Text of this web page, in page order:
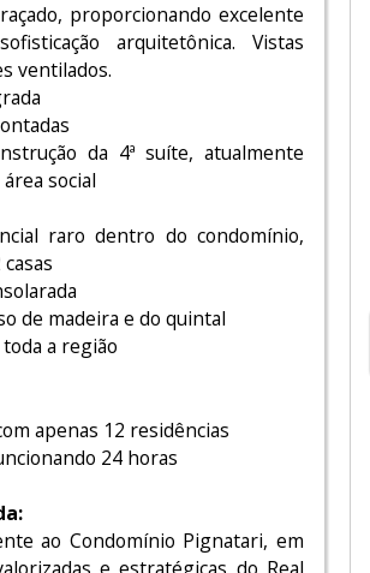
proporcionando excelente
arquitetônica. Vistas
ventilados.
da 4ª suíte, atualmente
social
raro dentro do condomínio,
de madeira e do quintal
a região
apenas 12 residências
24 horas
ao Condomínio Pignatari, em